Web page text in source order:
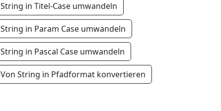
String in Titel-Case umwandeln
String in Param Case umwandeln
String in Pascal Case umwandeln
Von String in Pfadformat konvertieren